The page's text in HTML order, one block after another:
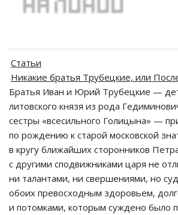
Статьи
Никакие братья Трубецкие, или
Братья Иван и Юрий Трубецкие —
литовского князя из рода
сестры «всесильного Голицына» —
по рождению к старой московской
в кругу ближайших сторонников
с другими сподвижниками царя не
ни талантами, ни свершениями, но
обоих превосходным здоровьем,
и потомками, которым суждено было